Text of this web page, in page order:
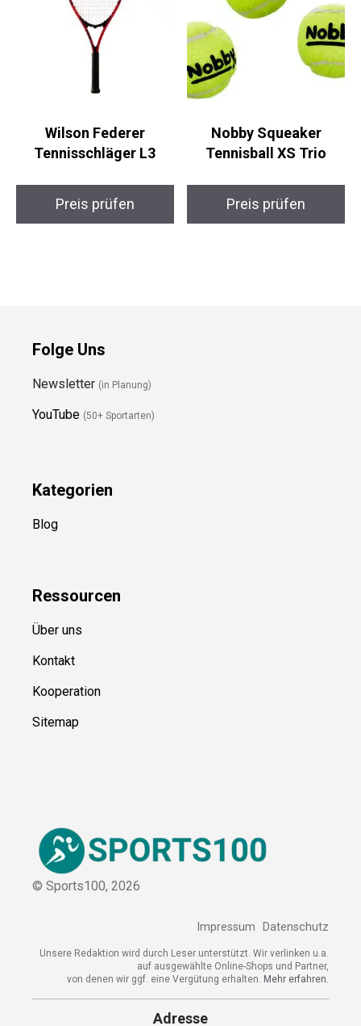
Wilson Federer
Tennisschläger L3
Preis prüfen
Nobby Squeaker
Tennisball XS Trio
Preis prüfen
Folge Uns
Newsletter (in Planung)
YouTube (50+ Sportarten)
Kategorien
Blog
Ressourcen
Über uns
Kontakt
Kooperation
Sitemap
© Sports100, 2026
Impressum Datenschutz
Unsere Redaktion wird durch Leser unterstützt. Wir verlinken u.a.
auf ausgewählte Online-Shops und Partner,
von denen wir ggf. eine Vergütung erhalten. Mehr erfahren.
Adresse